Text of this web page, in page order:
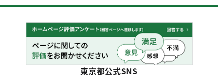
東京都公式SNS